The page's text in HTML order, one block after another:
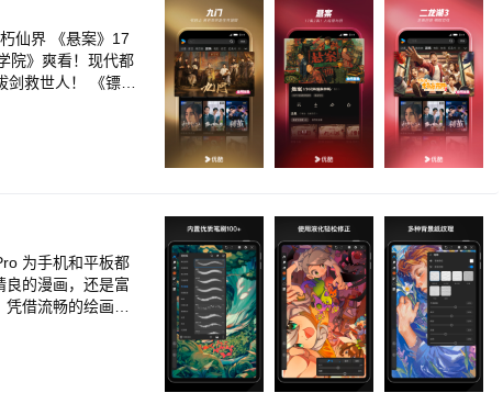
爱值超标！ 《寒
《10间敢死队》
CP互撩撒糖 《斩
雨街后巷》穿过现
年未领证的老伴病
年侦探这就开
院》爽看！现代都
剑救世人！ 《镖
劫 《熊出没·年
！御猫展昭江湖
季》赛博水墨炸
真实奇案改编
冬日之旅 《庇护之
峯续写穿越传奇
情18》欢乐过大
”周末出逃 《辽
德钟破解八大悬案
好剧！《边水往
之外》残酷末世少
为手机和平板都
良的漫画，还是富
借流畅的绘画体
创建个性化画笔 -
层组，并且可以整